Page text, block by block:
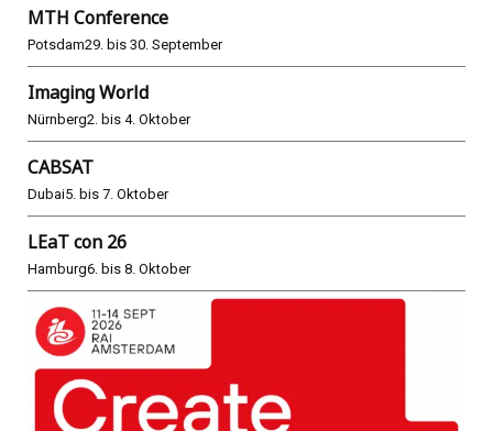
MTH Conference
Potsdam29. bis 30. September
Imaging World
Nürnberg2. bis 4. Oktober
CABSAT
Dubai5. bis 7. Oktober
LEaT con 26
Hamburg6. bis 8. Oktober